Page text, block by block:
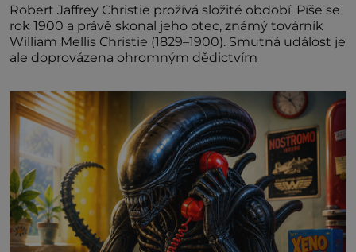
Robert Jaffrey Christie prožívá složité období. Píše se
rok 1900 a právě skonal jeho otec, známý továrník
William Mellis Christie (1829–1900). Smutná událost je
ale doprovázena ohromným dědictvím